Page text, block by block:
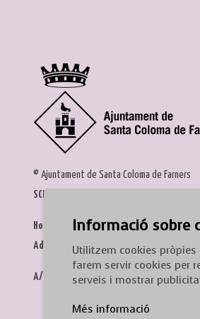
© Ajuntament de Santa Coloma de Farners
SCF Cultura
Horari de la Casa de la Paraula: de dilluns a
Adreça
: c. del Prat, 16, 17430 Santa Coloma
A/e: cultura@scf.cat
Informació sobre
Utilitzem cookies
farem servir cookies per
serveis i mostrar
Més informació